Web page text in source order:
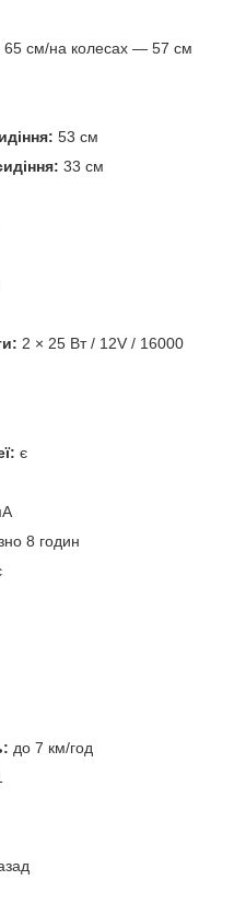
65 см/на колесах — 57 см
53 см
33 см
2 × 25 Вт / 12V / 16000
є
8 годин
до 7 км/год